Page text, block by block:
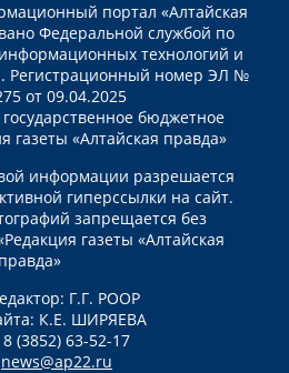
портал «Алтайская
Федеральной службой по
технологий и
Регистрационный номер ЭЛ №
от 09.04.2025
бюджетное
газеты «Алтайская правда»
информации разрешается
гиперссылки на сайт.
запрещается без
газеты «Алтайская
правда»
Г.Г. РООР
К.Е. ШИРЯЕВА
(3852) 63-52-17
news@ap22.ru